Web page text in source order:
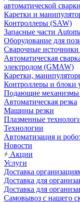
автоматической
Каретки и
Контроллеры (SAW)
Запасные части
Оборудование для
Сварочные
Автоматическая
электродом (GMAW)
Каретки,
Контроллеры и блоки
Подающие механизмы
Автоматическая резка
Машины резки
Плазменные
Технологии
Автоматизация и
Новости
Акции
Услуги
Доставка
Доставка для
Доставка для
Самовывоз с нашего